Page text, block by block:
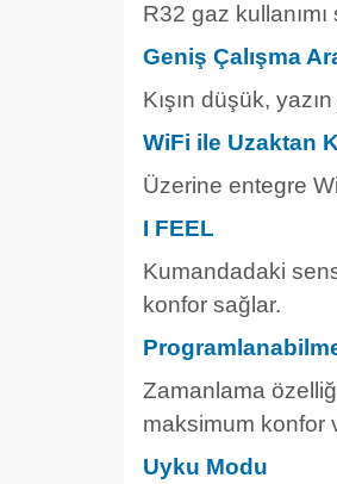
R32 gaz
Geniş Çalışma
Kışın düşük,
WiFi ile Uzaktan
Üzerine entegre
I FEEL
Kumandadaki
konfor sağlar.
Zamanlama
maksimum konfor
Uyku Modu